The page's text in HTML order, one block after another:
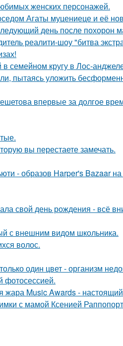
женских персонажей.
Агаты муцениеце и её
день после похорон
реалити-шоу "битва
семейном кругу в Лос-
пытаясь уложить
впервые за долгое
вы перестаете замечать.
- образов Harper's Bazaar
свой день рождения - всё
с внешним видом школьника.
волос.
один цвет - организм
фотосессией.
Music Awards -
с мамой Ксенией